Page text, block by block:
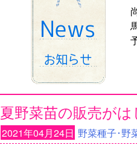
夏野菜苗の販売が
2021年04月24日 野菜種子･野